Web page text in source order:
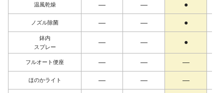
温風乾燥 ― ― ●
ノズル除菌 ― ― ●
鉢内
スプレー
― ― ●
フルオート便座 ― ― ―
ほのかライト ― ― ―